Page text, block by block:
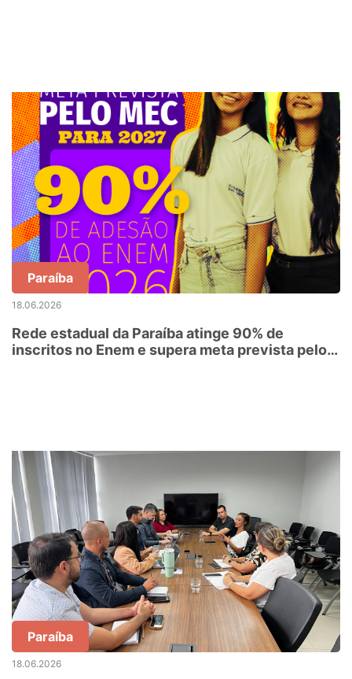
Paraíba
18.06.2026
Rede estadual da Paraíba atinge 90% de
inscritos no Enem e supera meta prevista pelo
Paraíba
18.06.2026